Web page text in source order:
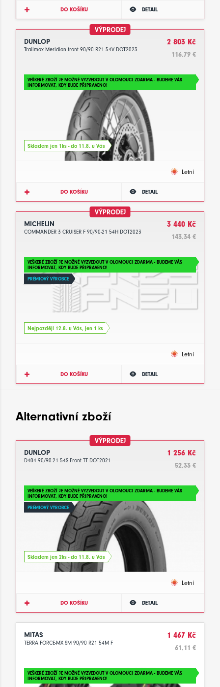
DO KOŠÍKU DETAIL
VÝPRODEJ
DUNLOP
Trailmax Meridian front 90/90 R21 54V DOT2023
2 803 Kč
116.79 €
VEŠKERÉ ZBOŽÍ JE MOŽNÉ VYZVEDOUT V OLOMOUCI ZDARMA - BUDEME VÁS
INFORMOVAT, KDY BUDE PŘIPRAVENO!
Skladem jen 1ks - do 11.8. u Vás
Letní
DO KOŠÍKU DETAIL
VÝPRODEJ
MICHELIN
COMMANDER 3 CRUISER F 90/90-21 54H DOT2023
3 440 Kč
143.34 €
VEŠKERÉ ZBOŽÍ JE MOŽNÉ VYZVEDOUT V OLOMOUCI ZDARMA - BUDEME VÁS
INFORMOVAT, KDY BUDE PŘIPRAVENO!
PRÉMIOVÝ VÝROBCE
Nejpozději 12.8. u Vás, jen 1 ks
Letní
DO KOŠÍKU DETAIL
Alternativní zboží
VÝPRODEJ
DUNLOP
D404 90/90-21 54S Front TT DOT2021
1 256 Kč
52.33 €
VEŠKERÉ ZBOŽÍ JE MOŽNÉ VYZVEDOUT V OLOMOUCI ZDARMA - BUDEME VÁS
INFORMOVAT, KDY BUDE PŘIPRAVENO!
PRÉMIOVÝ VÝROBCE
Skladem jen 2ks - do 11.8. u Vás
Letní
DO KOŠÍKU DETAIL
MITAS
TERRA FORCE-MX SM 90/90 R21 54M F
1 467 Kč
61.11 €
VEŠKERÉ ZBOŽÍ JE MOŽNÉ VYZVEDOUT V OLOMOUCI ZDARMA - BUDEME VÁS
INFORMOVAT, KDY BUDE PŘIPRAVENO!